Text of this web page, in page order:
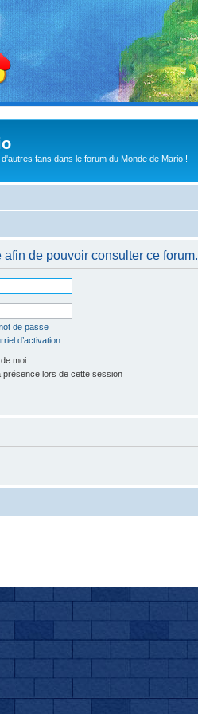
fans dans le forum du Monde de Mario !
de pouvoir consulter ce forum.
de passe
d’activation
moi
présence lors de cette session